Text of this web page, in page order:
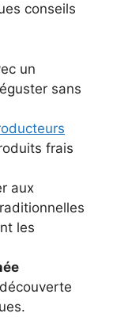
conseils
un
sans
frais
aux
les